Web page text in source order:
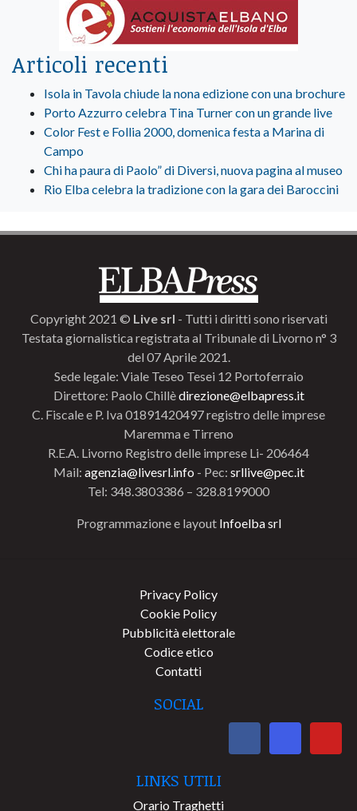
Articoli recenti
Isola in Tavola chiude la nona edizione con una brochure
Porto Azzurro celebra Tina Turner con un grande live
Color Fest e Follia 2000, domenica festa a Marina di
Campo
Chi ha paura di Paolo” di Diversi, nuova pagina al museo
Rio Elba celebra la tradizione con la gara dei Baroccini
Copyright 2021 © Live srl - Tutti i diritti sono riservati
Testata giornalistica registrata al Tribunale di Livorno n° 3
del 07 Aprile 2021.
Sede legale: Viale Teseo Tesei 12 Portoferraio
Direttore: Paolo Chillèdirezione@elbapress.it
C. Fiscale e P. Iva 01891420497 registro delle imprese
Maremma e Tirreno
R.E.A. Livorno Registro delle imprese Li- 206464
Mail: agenzia@livesrl.info - Pec: srllive@pec.it
Tel: 348.3803386 – 328.8199000
Programmazione e layout Infoelba srl
Privacy Policy
Cookie Policy
Pubblicità elettorale
Codice etico
Contatti
SOCIAL
LINKS UTILI
Orario Traghetti